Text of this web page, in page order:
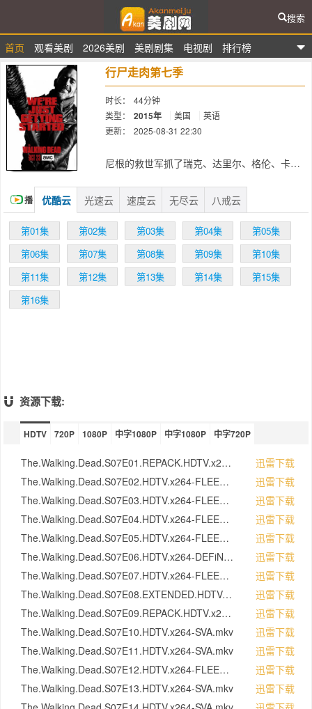
爱看美剧网
首页 观看美剧 2026美剧 美剧剧集 电视剧 排行榜
搜索
行尸走肉第七季
时长：
44分钟
类型：
2015年 美国
英语
更新：
2025-08-31 22:30
尼根的救世军抓了瑞克、达里尔、格伦、卡
塔、尤金、亚伦共11名瑞克团成员，并杀死了
亚伯拉罕、格伦，此事余波影响到了“救世主”
与几个团队之间的冲撞。 第七季局势非常混
乱，多方冲突逐步展开[3] 。随着尼根掌握主
权，剧情呈现出一个全新的开始，与之前的剧
情感觉会完全不同。瑞克团的成员们处在他们
此前从没经历过的处境中，他们会处在超级弱
势的地位，饱受迫害[4] 。 瑞克、弩哥等人经
播 优酷云 光速云 速度云 无尽云 八戒云
第01集 第02集 第03集 第04集
第05集
第06集
第07集 第08集 第09集
第10集
第11集
第12集 第13集 第14集
第15集
第16集
资源下载:
HDTV 720P 1080P 中字1080P 中字1080P 中字720P
The.Walking.Dead.S07E01.REPACK.HDTV.x264-KILLERS.mkv
迅雷下载
The.Walking.Dead.S07E02.HDTV.x264-FLEET.mkv
迅雷下载
The.Walking.Dead.S07E03.HDTV.x264-FLEET.mkv
迅雷下载
The.Walking.Dead.S07E04.HDTV.x264-FLEET.mkv
迅雷下载
The.Walking.Dead.S07E05.HDTV.x264-FLEET.mkv
迅雷下载
The.Walking.Dead.S07E06.HDTV.x264-DEFiNE.mkv
迅雷下载
The.Walking.Dead.S07E07.HDTV.x264-FLEET.mkv
迅雷下载
The.Walking.Dead.S07E08.EXTENDED.HDTV.x264-FLEET.mkv
迅雷下载
The.Walking.Dead.S07E09.REPACK.HDTV.x264-SVA.mkv
迅雷下载
The.Walking.Dead.S07E10.HDTV.x264-SVA.mkv
迅雷下载
The.Walking.Dead.S07E11.HDTV.x264-SVA.mkv
迅雷下载
The.Walking.Dead.S07E12.HDTV.x264-FLEET.mkv
迅雷下载
The.Walking.Dead.S07E13.HDTV.x264-SVA.mkv
迅雷下载